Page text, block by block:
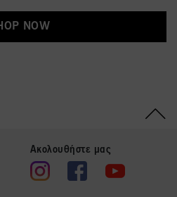
NOW
Ακολουθήστε μας